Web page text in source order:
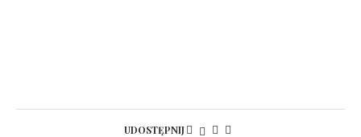
UDOSTĘPNIJ